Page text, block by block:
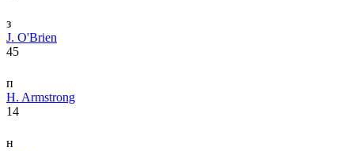
з
J. O'Brien
45
п
H. Armstrong
14
н